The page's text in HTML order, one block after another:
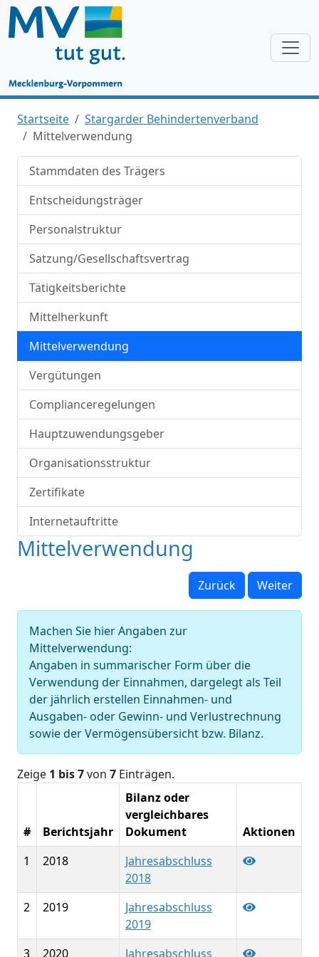
Startseite
Stargarder Behindertenverband
Mittelverwendung
Stammdaten des Trägers
Entscheidungsträger
Personalstruktur
Satzung/Gesellschaftsvertrag
Tätigkeitsberichte
Mittelherkunft
Mittelverwendung
Vergütungen
Complianceregelungen
Hauptzuwendungsgeber
Organisationsstruktur
Zertifikate
Internetauftritte
Mittelverwendung
Zurück Weiter
Machen Sie hier Angaben zur
Mittelverwendung:
Angaben in summarischer Form über die
Verwendung der Einnahmen, dargelegt als Teil
der jährlich erstellen Einnahmen- und
Ausgaben- oder Gewinn- und Verlustrechnung
sowie der Vermögensübersicht bzw. Bilanz.
Zeige 1 bis 7von 7 Einträgen.
# Berichtsjahr
Bilanz oder
vergleichbares
Dokument
Aktionen
1
2018
Jahresabschluss
2018
2
2019
Jahresabschluss
2019
3
2020 Jahresabschluss